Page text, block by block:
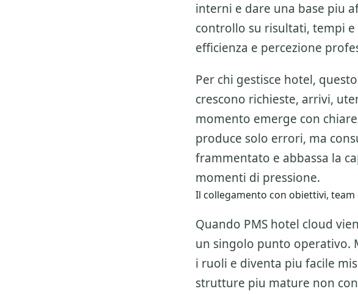
interni e dare una base piu
controllo su risultati, tempi e
efficienza e percezione
Per chi gestisce hotel,
crescono richieste, arrivi,
momento emerge con
produce solo errori, ma
frammentato e abbassa la
momenti di pressione.
Il collegamento con obiettivi, team
Quando PMS hotel cloud
un singolo punto operativo.
i ruoli e diventa piu facile
strutture piu mature non